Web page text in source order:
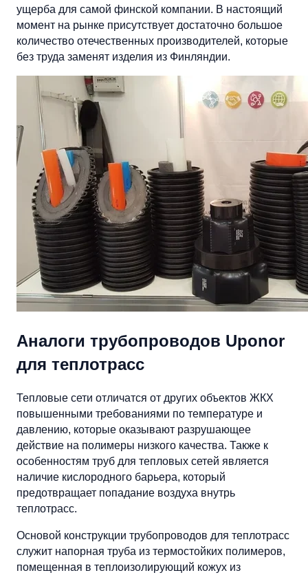
ущерба для самой финской компании. В настоящий
момент на рынке присутствует достаточно большое
количество отечественных производителей, которые
без труда заменят изделия из Финляндии.
Аналоги трубопроводов Uponor
для теплотрасс
Тепловые сети отличатся от других объектов ЖКХ
повышенными требованиями по температуре и
давлению, которые оказывают разрушающее
действие на полимеры низкого качества. Также к
особенностям труб для тепловых сетей является
наличие кислородного барьера, который
предотвращает попадание воздуха внутрь
теплотрасс.
Основой конструкции трубопроводов для теплотрасс
служит напорная труба из термостойких полимеров,
помещенная в теплоизолирующий кожух из